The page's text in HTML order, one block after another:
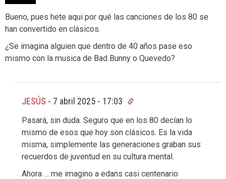
Bueno, pues hete aqui por qué las canciones de los 80 se
han convertido en clásicos.
¿Se imagina alguien que dentro de 40 años pase eso
mismo con la musica de Bad Bunny o Quevedo?
JESÚS - 7 abril 2025 - 17:03
Pasará, sin duda. Seguro que en los 80 decían lo
mismo de esos que hoy son clásicos. Es la vida
misma, simplemente las generaciones graban sus
recuerdos de juventud en su cultura mental.
Ahora … me imagino a edans casi centenario